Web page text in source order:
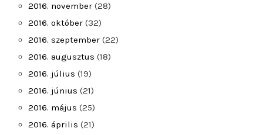
2016. november (28)
2016. október (32)
2016. szeptember (22)
2016. augusztus (18)
2016. július (19)
2016. június (21)
2016. május (25)
2016. április (21)